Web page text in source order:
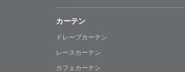
カーテン
ドレープカーテン
レースカーテン
カフェカーテン